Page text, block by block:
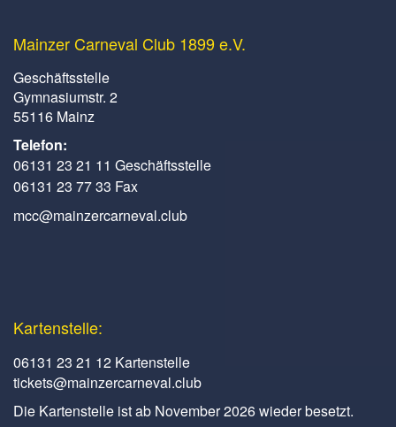
Mainzer Carneval Club 1899 e.V.
Geschäftsstelle
Gymnasiumstr. 2
55116 Mainz
Telefon:
06131 23 21 11 Geschäftsstelle
06131 23 77 33 Fax
mcc@mainzercarneval.club
Kartenstelle:
06131 23 21 12 Kartenstelle
tickets@mainzercarneval.club
Die Kartenstelle ist ab November 2026 wieder besetzt.